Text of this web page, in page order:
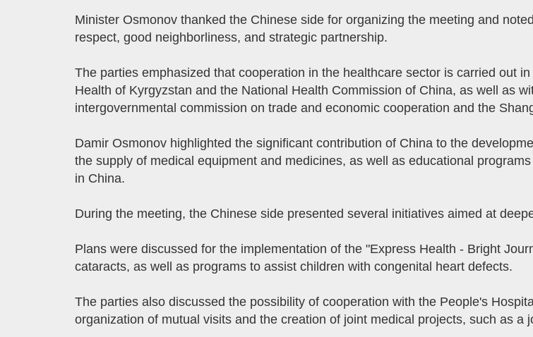
Minister Osmonov thanked the Chinese side for organizing the meeting and
respect, good neighborliness, and strategic partnership.
The parties emphasized that cooperation in the healthcare sector is carried out
Health of Kyrgyzstan and the National Health Commission of China, as well as
intergovernmental commission on trade and economic cooperation and the
Damir Osmonov highlighted the significant contribution of China to the
the supply of medical equipment and medicines, as well as educational
in China.
During the meeting, the Chinese side presented several initiatives aimed at
Plans were discussed for the implementation of the "Express Health - Bright
cataracts, as well as programs to assist children with congenital heart defects.
The parties also discussed the possibility of cooperation with the People's
organization of mutual visits and the creation of joint medical projects, such as a